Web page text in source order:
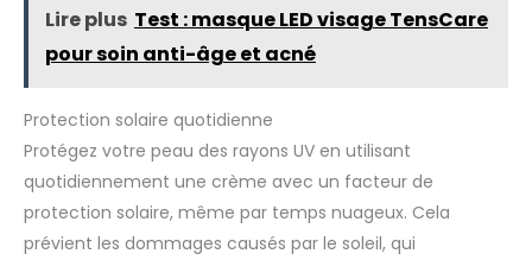
Lire plus Test : masque LED visage TensCare
pour soin anti-âge et acné
Protection solaire quotidienne
Protégez votre peau des rayons UV en utilisant
quotidiennement une crème avec un facteur de
protection solaire, même par temps nuageux. Cela
prévient les dommages causés par le soleil, qui